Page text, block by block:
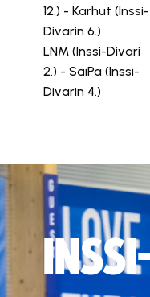
12.) - Karhut (Inssi-
Divarin 6.)
LNM (Inssi-Divari
2.) - SaiPa (Inssi-
Divarin 4.)